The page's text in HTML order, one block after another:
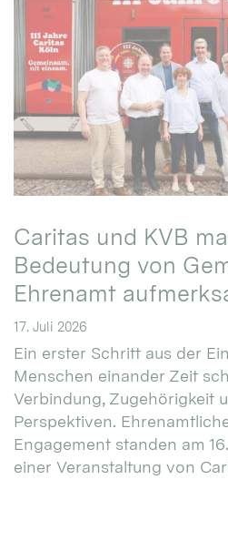
Caritas und KVB
Bedeutung von
Ehrenamt
17. Juli 2026
Ein erster Schritt aus der
Menschen einander Zeit
Verbindung, Zugehörigkeit
Perspektiven.
Engagement standen am
einer Veranstaltung von